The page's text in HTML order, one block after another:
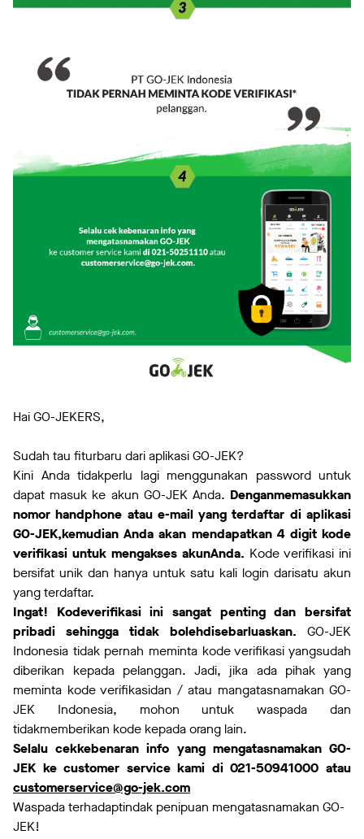
Hai GO-JEKERS,
Sudah tau fiturbaru dari aplikasi GO-JEK?
Kini Anda tidakperlu lagi menggunakan password untuk
dapat masuk ke akun GO-JEK Anda. Denganmemasukkan
nomor handphone atau e-mail yang terdaftar di aplikasi
GO-JEK,kemudian Anda akan mendapatkan 4 digit kode
verifikasi untuk mengakses akunAnda. Kode verifikasi ini
bersifat unik dan hanya untuk satu kali login darisatu akun
yang terdaftar.
Ingat! Kodeverifikasi ini sangat penting dan bersifat
pribadi sehingga tidak bolehdisebarluaskan. GO-JEK
Indonesia tidak pernah meminta kode verifikasi yangsudah
diberikan kepada pelanggan. Jadi, jika ada pihak yang
meminta kode verifikasidan / atau mangatasnamakan GO-
JEK Indonesia, mohon untuk waspada dan
tidakmemberikan kode kepada orang lain.
Selalu cekkebenaran info yang mengatasnamakan GO-
JEK ke customer service kami di 021-50941000 atau
customerservice@go-jek.com
Waspada terhadaptindak penipuan mengatasnamakan GO-
JEK!